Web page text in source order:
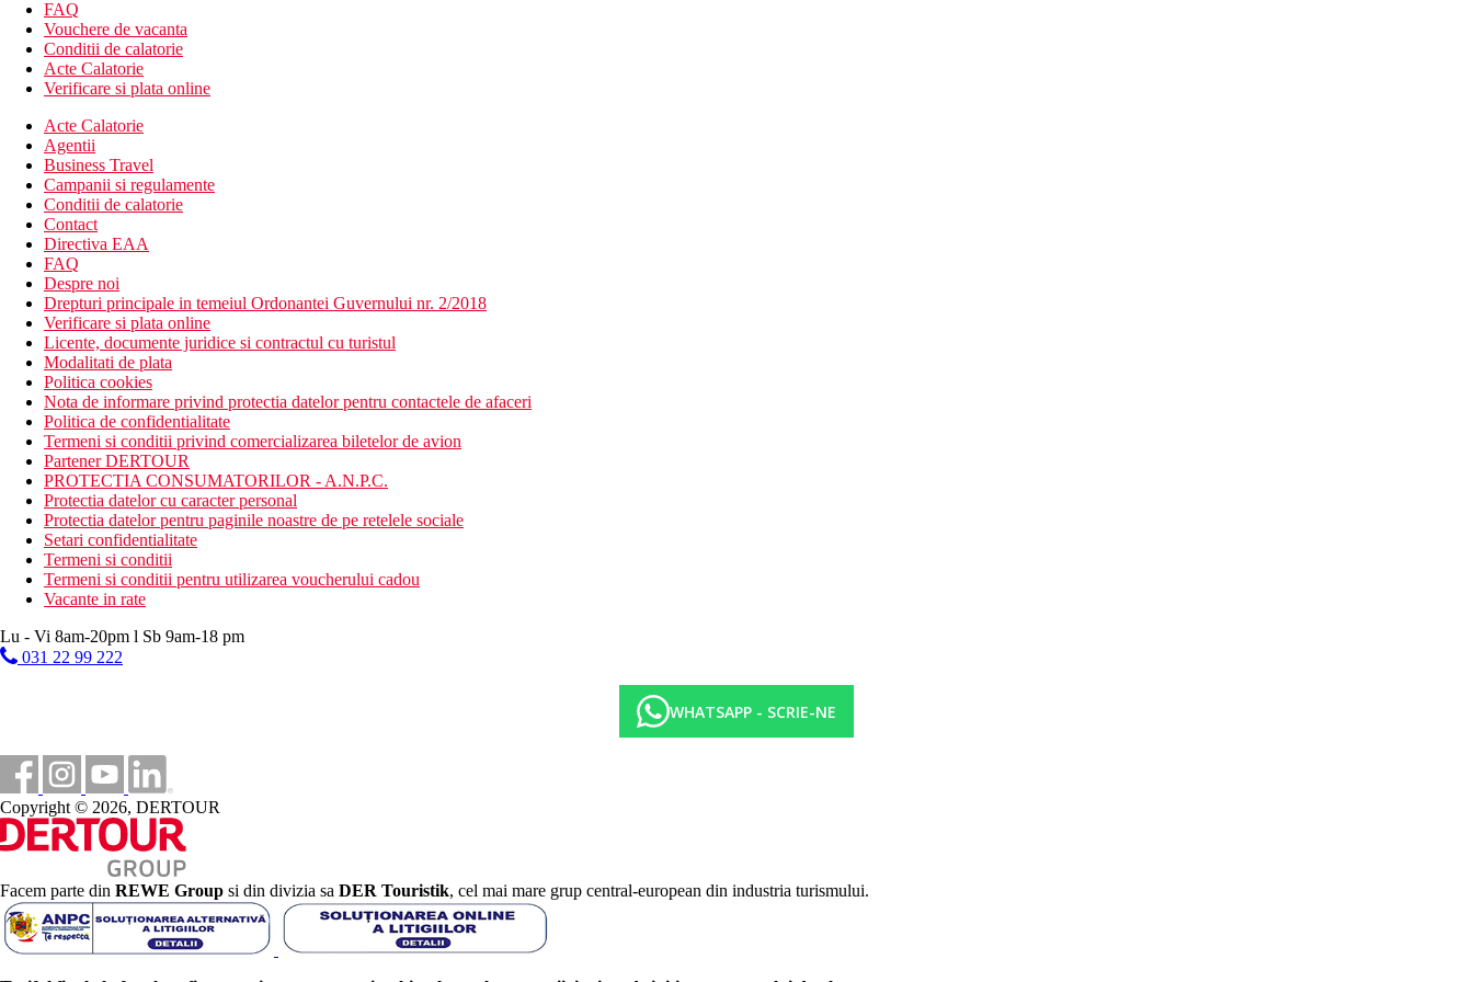
aert conditionat
transfer de la si/sau la aeroport (contra cost)
lift
room service
babysitting (contra cost)
piscina
piscina pentru copii
3 restaurante
terasa
gradina
receptie deschisa non stop
menaj zilnic
spalatorie (contra cost)
schim valutar
camera de bagaje
bancomat
cafenea
Descrierea plajei
plaja cu nisip
Activitati sportive gratuite
plaja
caiac
biliard
karaoke
Activitati sportive contra cost
Spa
aerobic
inchiriere de biciclete
windsurfing
snorkelling
Masa
3 restaurante - ce servesc preparate culinare cu specific local si international
baruri
Categoria oficiala
4 stele
Site web
FAQ
Vouchere de vacanta
Conditii de calatorie
Acte Calatorie
Verificare si plata online
Acte Calatorie
Agentii
Business Travel
Campanii si regulamente
Conditii de calatorie
Contact
Directiva EAA
FAQ
Despre noi
Drepturi principale in temeiul Ordonantei Guvernului nr. 2/2018
Verificare si plata online
Licente, documente juridice si contractul cu turistul
Modalitati de plata
Politica cookies
Nota de informare privind protectia datelor pentru contactele de afaceri
Politica de confidentialitate
Termeni si conditii privind comercializarea biletelor de avion
Partener DERTOUR
PROTECTIA CONSUMATORILOR - A.N.P.C.
Protectia datelor cu caracter personal
Protectia datelor pentru paginile noastre de pe retelele sociale
Setari confidentialitate
Termeni si conditii
Termeni si conditii pentru utilizarea voucherului cadou
Vacante in rate
Lu - Vi 8am-20pm l Sb 9am-18 pm
031 22 99 222
WHATSAPP - SCRIE-NE
Copyright © 2026, DERTOUR
Facem parte din REWE Group si din divizia sa DER Touristik, cel mai mare grup central-european din industria turismului.